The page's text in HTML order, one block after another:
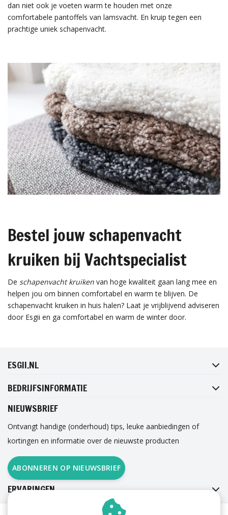
dan niet ook je voeten warm te houden met onze
comfortabele pantoffels van lamsvacht. En kruip tegen een
prachtige uniek schapenvacht.
Bestel jouw schapenvacht
kruiken bij Vachtspecialist
De schapenvacht kruiken van hoge kwaliteit gaan lang mee en
helpen jou om binnen comfortabel en warm te blijven. De
schapenvacht kruiken in huis halen? Laat je vrijblijvend adviseren
door Esgii en ga comfortabel en warm de winter door.
ESGII.NL
BEDRIJFSINFORMATIE
NIEUWSBRIEF
Ontvangt handige (onderhoud) tips, leuke aanbiedingen of
kortingen en informatie over de nieuwste producten
ABONNEREN OP NIEUWSBRIEF
ERVARINGEN